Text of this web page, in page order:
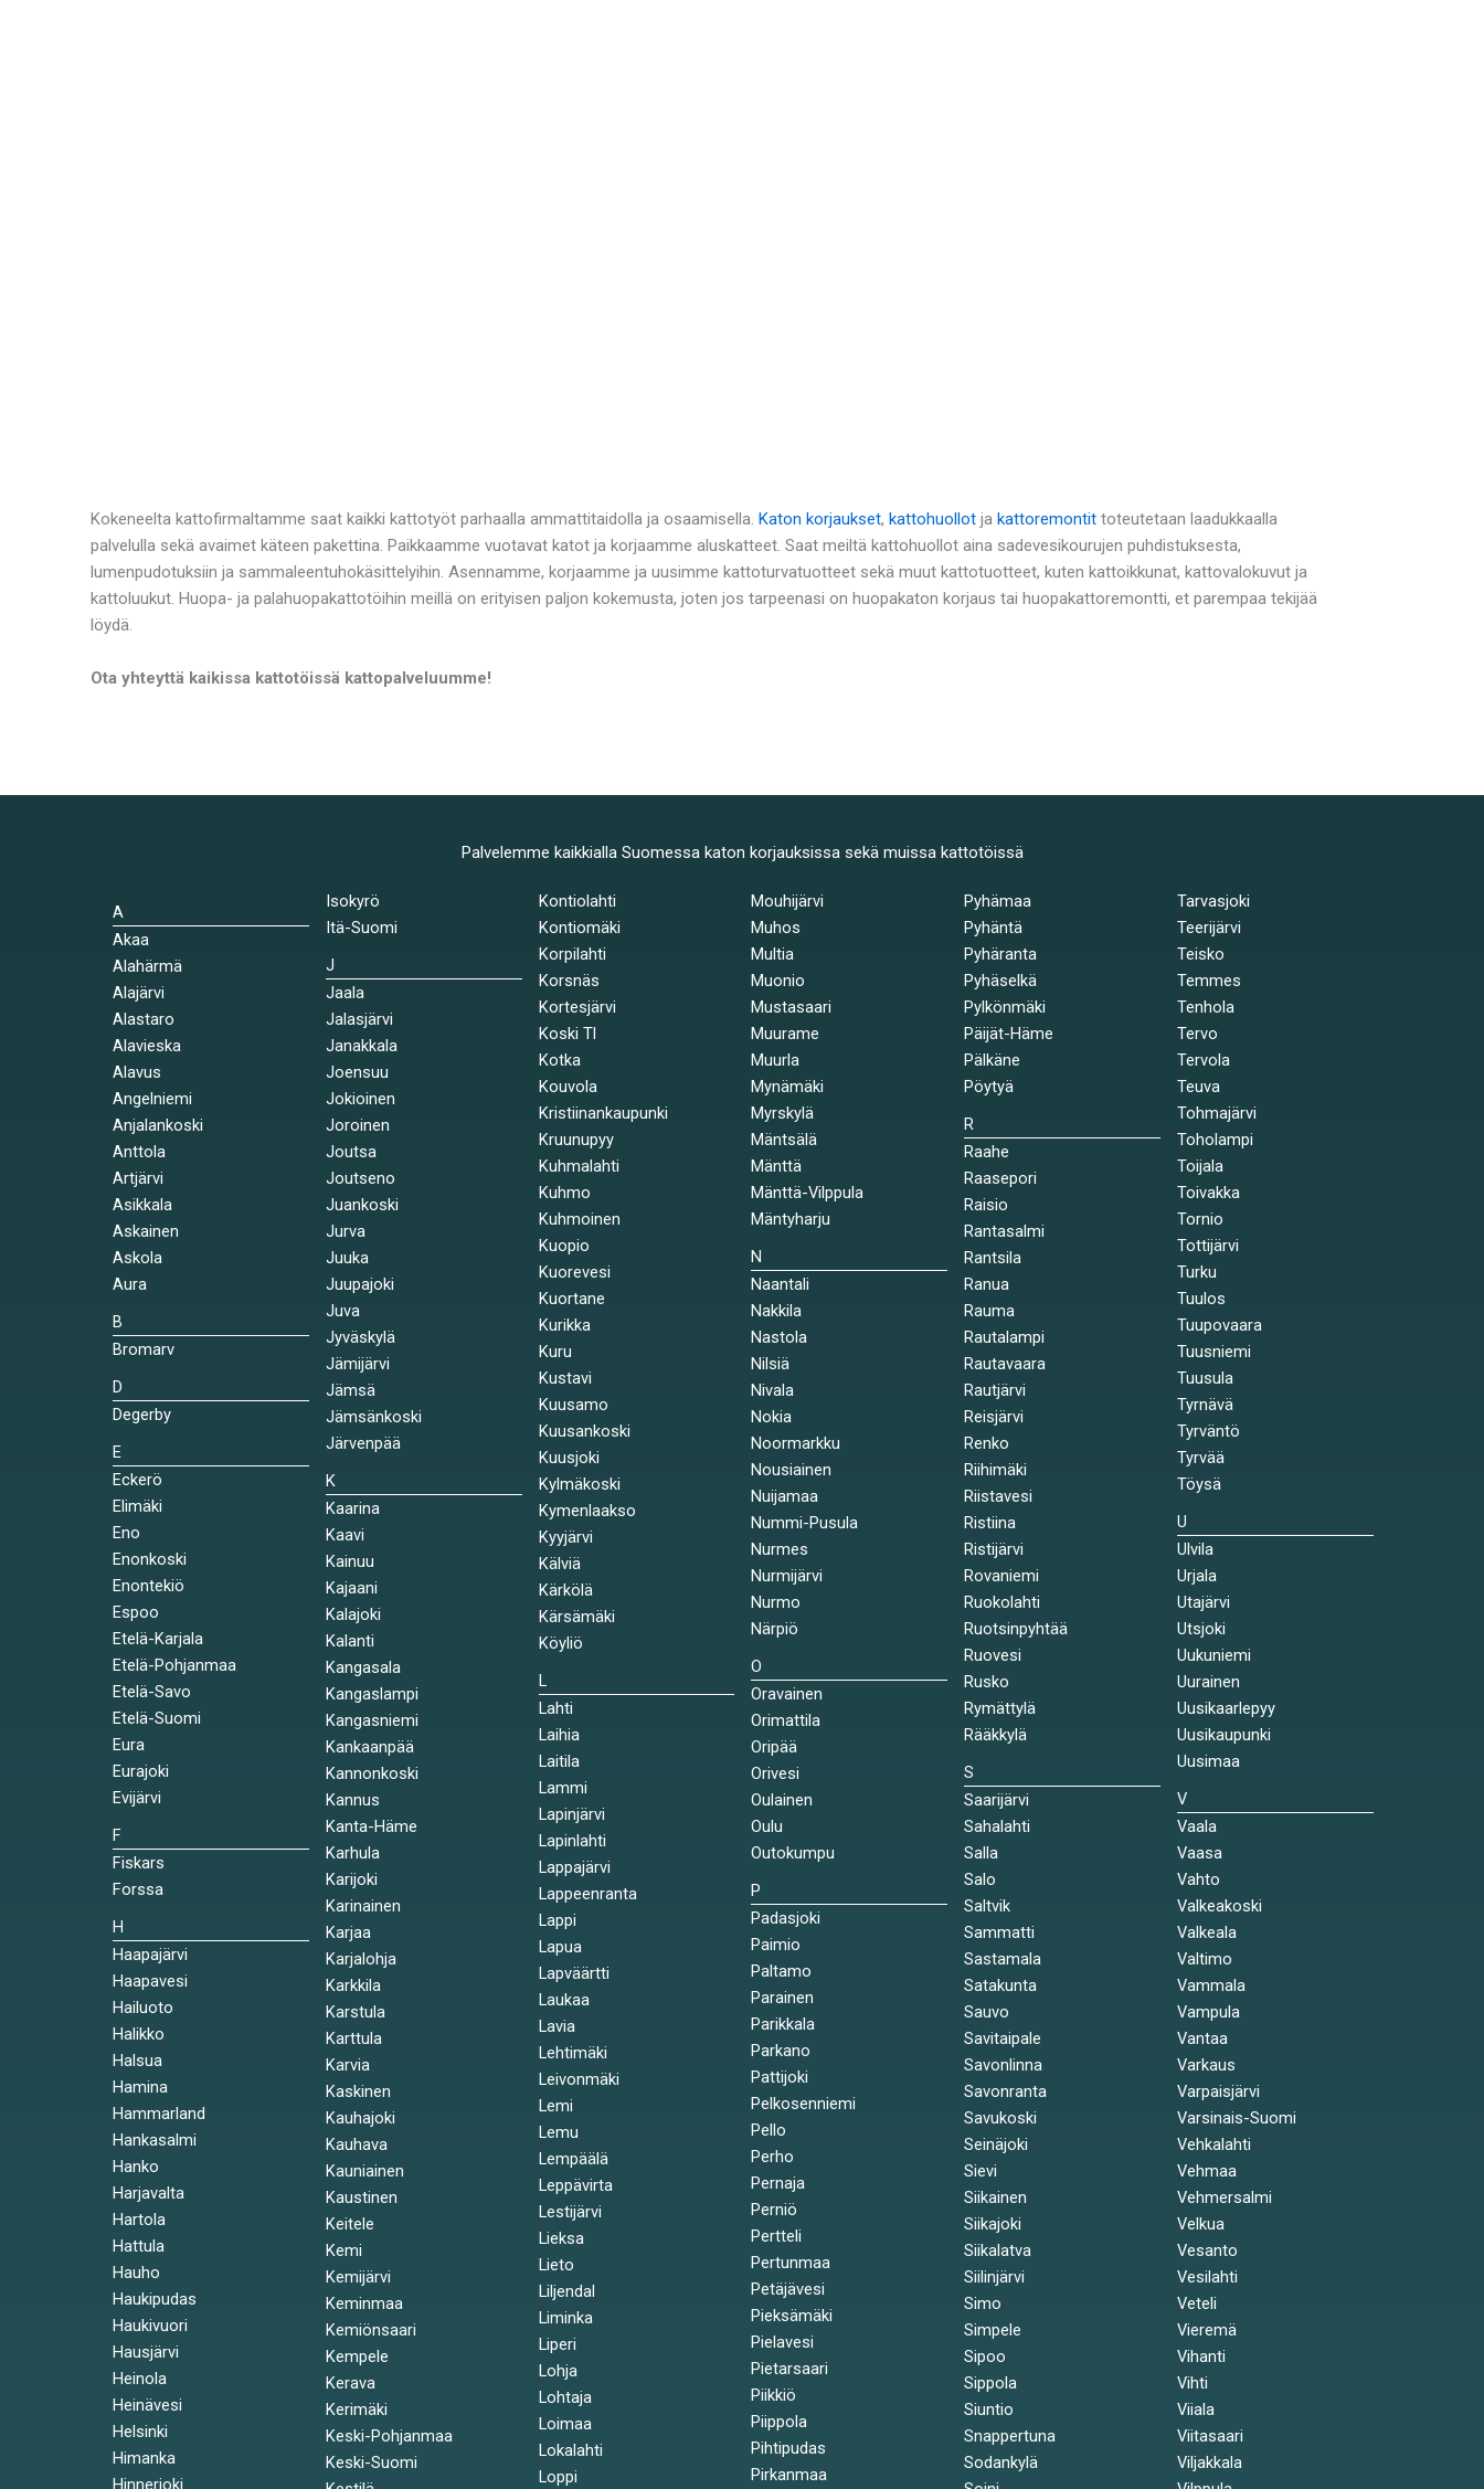
Kokeneelta kattofirmaltamme saat kaikki kattotyöt parhaalla ammattitaidolla ja osaamisella. Katon korjaukset, kattohuollot ja kattoremontit toteutetaan laadukkaalla
palvelulla sekä avaimet käteen pakettina. Paikkaamme vuotavat katot ja korjaamme aluskatteet. Saat meiltä kattohuollot aina sadevesikourujen puhdistuksesta,
lumenpudotuksiin ja sammaleentuhokäsittelyihin. Asennamme, korjaamme ja uusimme kattoturvatuotteet sekä muut kattotuotteet, kuten kattoikkunat, kattovalokuvut ja
kattoluukut. Huopa- ja palahuopakattotöihin meillä on erityisen paljon kokemusta, joten jos tarpeenasi on huopakaton korjaus tai huopakattoremontti, et parempaa tekijää
löydä.
Ota yhteyttä kaikissa kattotöissä kattopalveluumme!
Palvelemme kaikkialla Suomessa katon korjauksissa sekä muissa kattotöissä
A
Akaa
Alahärmä
Alajärvi
Alastaro
Alavieska
Alavus
Angelniemi
Anjalankoski
Anttola
Artjärvi
Asikkala
Askainen
Askola
Aura
B
Bromarv
D
Degerby
E
Eckerö
Elimäki
Eno
Enonkoski
Enontekiö
Espoo
Etelä-Karjala
Etelä-Pohjanmaa
Etelä-Savo
Etelä-Suomi
Eura
Eurajoki
Evijärvi
F
Fiskars
Forssa
H
Haapajärvi
Haapavesi
Hailuoto
Halikko
Halsua
Hamina
Hammarland
Hankasalmi
Hanko
Harjavalta
Hartola
Hattula
Hauho
Haukipudas
Haukivuori
Hausjärvi
Heinola
Heinävesi
Helsinki
Himanka
Hinnerjoki
Isokyrö
Itä-Suomi
J
Jaala
Jalasjärvi
Janakkala
Joensuu
Jokioinen
Joroinen
Joutsa
Joutseno
Juankoski
Jurva
Juuka
Juupajoki
Juva
Jyväskylä
Jämijärvi
Jämsä
Jämsänkoski
Järvenpää
K
Kaarina
Kaavi
Kainuu
Kajaani
Kalajoki
Kalanti
Kangasala
Kangaslampi
Kangasniemi
Kankaanpää
Kannonkoski
Kannus
Kanta-Häme
Karhula
Karijoki
Karinainen
Karjaa
Karjalohja
Karkkila
Karstula
Karttula
Karvia
Kaskinen
Kauhajoki
Kauhava
Kauniainen
Kaustinen
Keitele
Kemi
Kemijärvi
Keminmaa
Kemiönsaari
Kempele
Kerava
Kerimäki
Keski-Pohjanmaa
Keski-Suomi
Kontiolahti
Kontiomäki
Korpilahti
Korsnäs
Kortesjärvi
Koski Tl
Kotka
Kouvola
Kristiinankaupunki
Kruunupyy
Kuhmalahti
Kuhmo
Kuhmoinen
Kuopio
Kuorevesi
Kuortane
Kurikka
Kuru
Kustavi
Kuusamo
Kuusankoski
Kuusjoki
Kylmäkoski
Kymenlaakso
Kyyjärvi
Kälviä
Kärkölä
Kärsämäki
Köyliö
L
Lahti
Laihia
Laitila
Lammi
Lapinjärvi
Lapinlahti
Lappajärvi
Lappeenranta
Lappi
Lapua
Lapväärtti
Laukaa
Lavia
Lehtimäki
Leivonmäki
Lemi
Lemu
Lempäälä
Leppävirta
Lestijärvi
Lieksa
Lieto
Liljendal
Liminka
Liperi
Lohja
Lohtaja
Loimaa
Lokalahti
Loppi
Mouhijärvi
Muhos
Multia
Muonio
Mustasaari
Muurame
Muurla
Mynämäki
Myrskylä
Mäntsälä
Mänttä
Mänttä-Vilppula
Mäntyharju
N
Naantali
Nakkila
Nastola
Nilsiä
Nivala
Nokia
Noormarkku
Nousiainen
Nuijamaa
Nummi-Pusula
Nurmes
Nurmijärvi
Nurmo
Närpiö
O
Oravainen
Orimattila
Oripää
Orivesi
Oulainen
Oulu
Outokumpu
P
Padasjoki
Paimio
Paltamo
Parainen
Parikkala
Parkano
Pattijoki
Pelkosenniemi
Pello
Perho
Pernaja
Perniö
Pertteli
Pertunmaa
Petäjävesi
Pieksämäki
Pielavesi
Pietarsaari
Piikkiö
Piippola
Pihtipudas
Pirkanmaa
Pyhämaa
Pyhäntä
Pyhäranta
Pyhäselkä
Pylkönmäki
Päijät-Häme
Pälkäne
Pöytyä
R
Raahe
Raasepori
Raisio
Rantasalmi
Rantsila
Ranua
Rauma
Rautalampi
Rautavaara
Rautjärvi
Reisjärvi
Renko
Riihimäki
Riistavesi
Ristiina
Ristijärvi
Rovaniemi
Ruokolahti
Ruotsinpyhtää
Ruovesi
Rusko
Rymättylä
Rääkkylä
S
Saarijärvi
Sahalahti
Salla
Salo
Saltvik
Sammatti
Sastamala
Satakunta
Sauvo
Savitaipale
Savonlinna
Savonranta
Savukoski
Seinäjoki
Sievi
Siikainen
Siikajoki
Siikalatva
Siilinjärvi
Simo
Simpele
Sipoo
Sippola
Siuntio
Snappertuna
Sodankylä
Tarvasjoki
Teerijärvi
Teisko
Temmes
Tenhola
Tervo
Tervola
Teuva
Tohmajärvi
Toholampi
Toijala
Toivakka
Tornio
Tottijärvi
Turku
Tuulos
Tuupovaara
Tuusniemi
Tuusula
Tyrnävä
Tyrväntö
Tyrvää
Töysä
U
Ulvila
Urjala
Utajärvi
Utsjoki
Uukuniemi
Uurainen
Uusikaarlepyy
Uusikaupunki
Uusimaa
V
Vaala
Vaasa
Vahto
Valkeakoski
Valkeala
Valtimo
Vammala
Vampula
Vantaa
Varkaus
Varpaisjärvi
Varsinais-Suomi
Vehkalahti
Vehmaa
Vehmersalmi
Velkua
Vesanto
Vesilahti
Veteli
Vieremä
Vihanti
Vihti
Viiala
Viitasaari
Viljakkala